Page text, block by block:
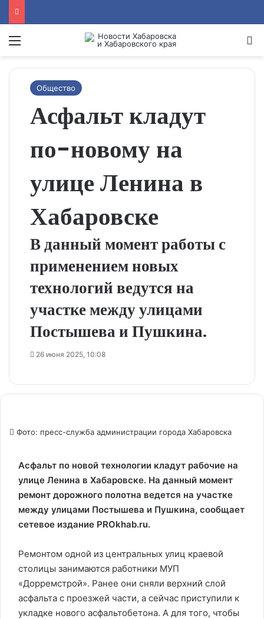
Menu
Общество
Асфальт кладут
по-новому на
улице Ленина в
Хабаровске
В данный момент работы с
применением новых
технологий ведутся на
участке между улицами
Постышева и Пушкина.
26 июня 2025, 10:08
Фото: пресс-служба администрации города Хабаровска
Асфальт по новой технологии кладут рабочие на
улице Ленина в Хабаровске. На данный момент
ремонт дорожного полотна ведется на участке
между улицами Постышева и Пушкина, сообщает
сетевое издание PROkhab.ru.
Ремонтом одной из центральных улиц краевой
столицы занимаются работники МУП
«Дорремстрой». Ранее они сняли верхний слой
асфальта с проезжей части, а сейчас приступили к
укладке нового асфальтобетона. А для того, чтобы